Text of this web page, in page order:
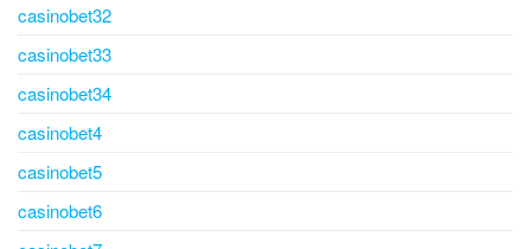
casinobet32
casinobet33
casinobet34
casinobet4
casinobet5
casinobet6